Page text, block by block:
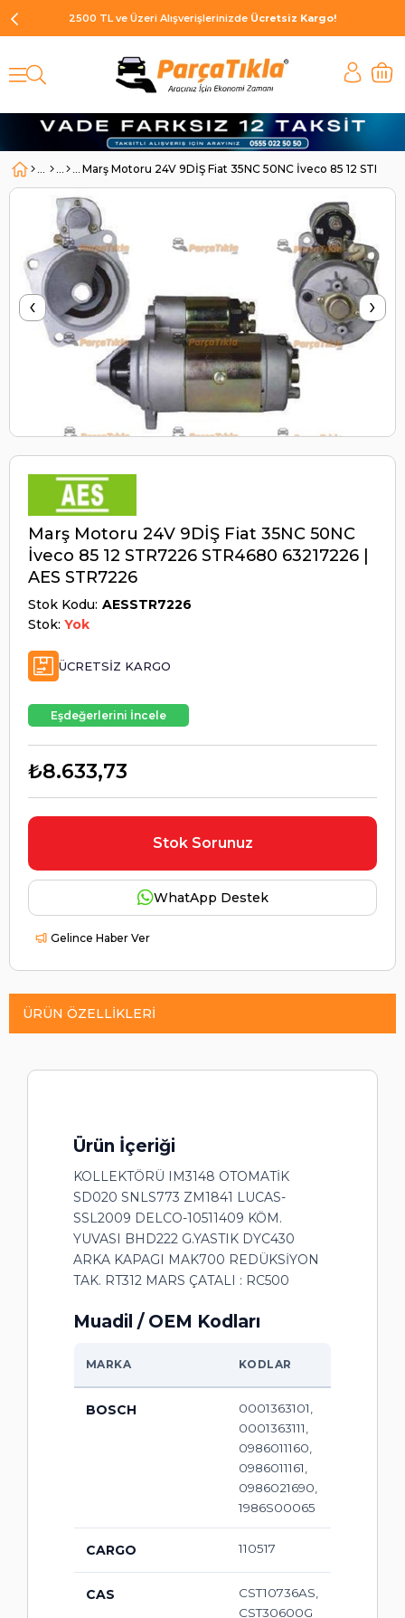
2500 TL ve Üzeri Alışverişlerinizde Ücretsiz Kargo!
Marş Motoru 24V 9DİŞ Fiat 35NC 50NC İveco 85 12
‹ ›
Marş Motoru 24V 9DİŞ Fiat 35NC 50NC
İveco 85 12 STR7226 STR4680 63217226 |
AES STR7226
Stok Kodu AESSTR7226
Stok: Yok
ÜCRETSIZ KARGO
Eşdeğerlerini İncele
₺8.633,73
Stok Sorunuz
WhatApp Destek
Gelince Haber Ver
ÜRÜN ÖZELLIKLERI
Ürün İçeriği
KOLLEKTÖRÜ IM3148 OTOMATİK
SD020 SNLS773 ZM1841 LUCAS-
SSL2009 DELCO-10511409 KÖM.
YUVASI BHD222 G.YASTIK DYC430
ARKA KAPAGI MAK700 REDÜKSİYON
TAK. RT312 MARS ÇATALI : RC500
Muadil / OEM Kodları
MARKA KODLAR
BOSCH
0001363101,
0001363111,
0986011160,
0986011161,
0986021690,
1986S00065
CARGO 110517
CAS
CST10736AS,
CST30600G